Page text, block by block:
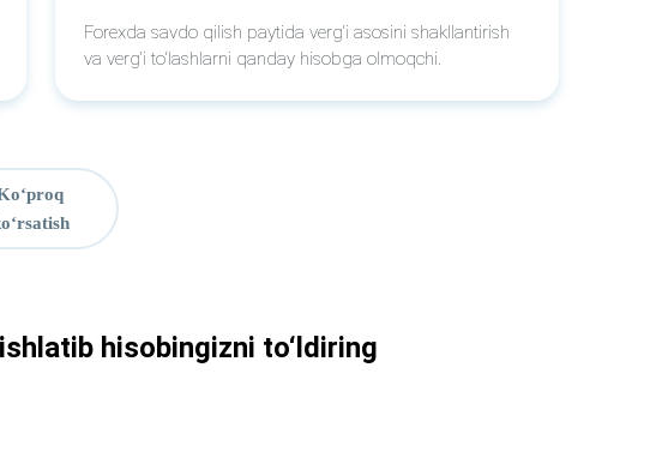
Forexda savdo qilish paytida vergʻi asosini shakllantirish
va vergʻi toʻlashlarni qanday hisobga olmoqchi.
hisobingizni to‘ldiring